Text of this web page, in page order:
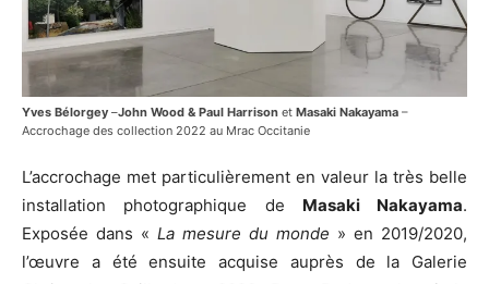
Yves Bélorgey –John Wood & Paul Harrison et Masaki Nakayama –
Accrochage des collection 2022 au Mrac Occitanie
L’accrochage met particulièrement en valeur la très belle
installation photographique de Masaki Nakayama.
Exposée dans « La mesure du monde » en 2019/2020,
l’œuvre a été ensuite acquise auprès de la Galerie